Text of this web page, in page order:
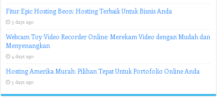
Fitur Epic Hosting Beon: Hosting Terbaik Untuk Bisnis Anda
3 days ago
Webcam Toy Video Recorder Online: Merekam Video dengan Mudah dan
Menyenangkan
4 days ago
Hosting Amerika Murah: Pilihan Tepat Untuk Portofolio Online Anda
5 days ago